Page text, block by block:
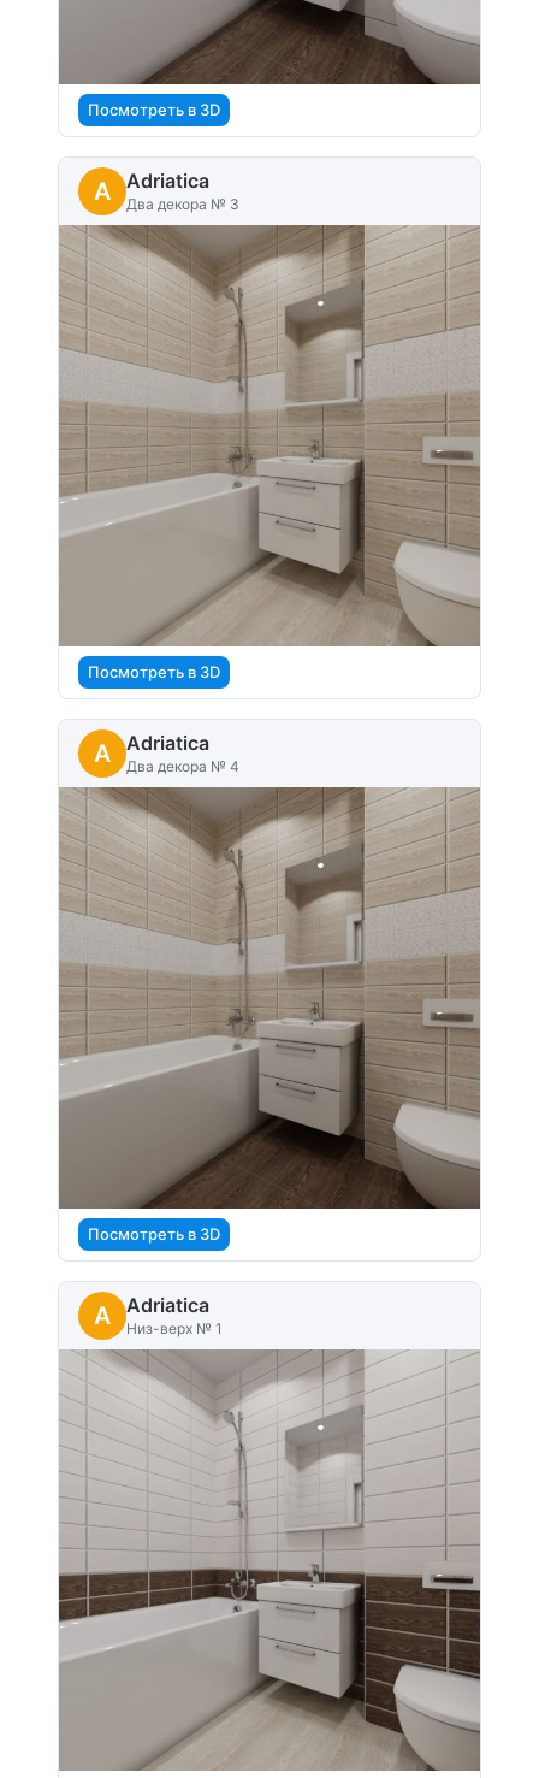
Посмотреть в 3D
A Adriatica
Два декора № 3
Посмотреть в 3D
A Adriatica
Два декора № 4
Посмотреть в 3D
A Adriatica
Низ-верх № 1